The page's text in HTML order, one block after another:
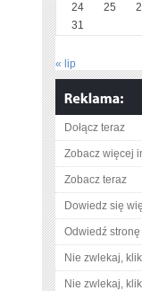
24
25
31
« lip
Dołącz teraz
Zobacz więcej
Zobacz teraz
Dowiedz się
Odwiedź
Nie zwlekaj,
Nie zwlekaj,